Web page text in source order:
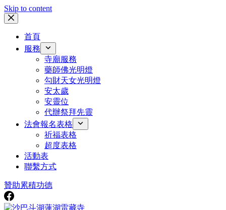
Skip to content
首頁
服務
寺廟服務
藥師佛光明燈
勾財天女光明燈
安太歲
安靈位
代辦祭拜先靈
法會報名表格
祈福表格
超度表格
活動表
聯繫方式
贊助累積功德